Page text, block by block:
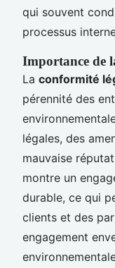
qui souvent
processus
Importance de
La conformité
pérennité des
légales, des
mauvaise
montre un
durable, ce qui
clients et des
engagement